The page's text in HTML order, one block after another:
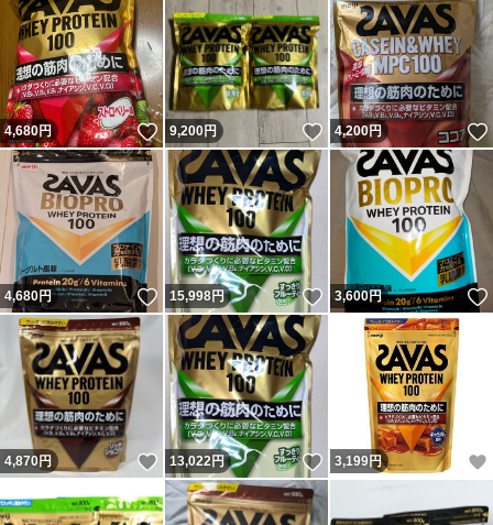
4,680円 いいね！
9,200円 いいね！
4,200円
4,680円 いいね！
15,998円 いいね！
3,600円
4,870円 いいね！
13,022円 いいね！
3,199円